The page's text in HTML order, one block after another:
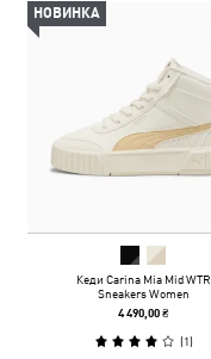
НОВИНКА
Кеди Carina Mia Mid WTR
Sneakers Women
4 490,00 ₴
(1)